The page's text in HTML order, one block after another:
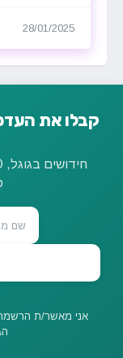
28/01/2025
אני מאשר/ת